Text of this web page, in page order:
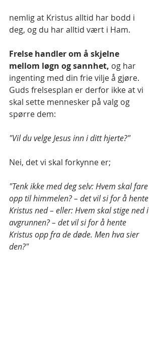
nemlig at Kristus alltid har bodd i
deg, og du har alltid vært i Ham.
Frelse handler om å skjelne
mellom løgn og sannhet, og har
ingenting med din frie vilje å gjøre.
Guds frelsesplan er derfor ikke at vi
skal sette mennesker på valg og
spørre dem:
"Vil du velge Jesus inn i ditt hjerte?"
Nei, det vi skal forkynne er;
"Tenk ikke med deg selv: Hvem skal fare
opp til himmelen? – det vil si for å hente
Kristus ned – eller: Hvem skal stige ned i
avgrunnen? – det vil si for å hente
Kristus opp fra de døde. Men hva sier
den?"